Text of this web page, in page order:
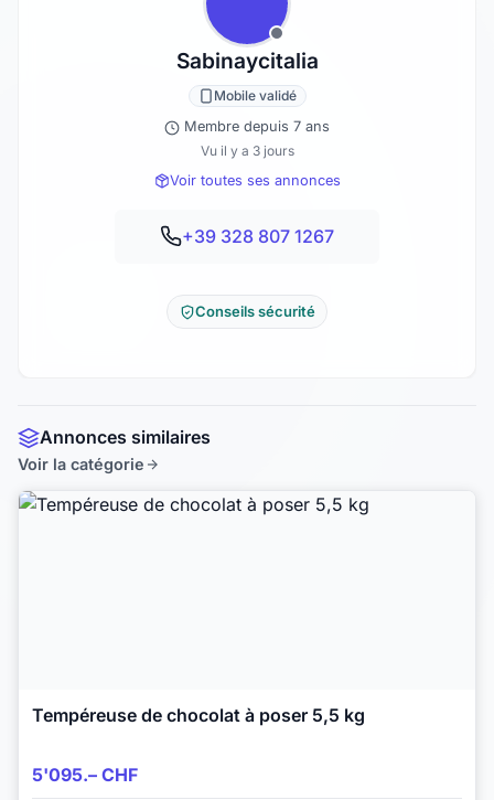
Sabinaycitalia
Mobile validé
Membre depuis 7 ans
Vu il y a 3 jours
Voir toutes ses annonces
+39 328 807 1267
Conseils sécurité
Annonces similaires
Voir la catégorie
Tempéreuse de chocolat à poser 5,5 kg
5'095.– CHF